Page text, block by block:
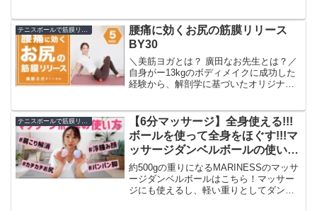
の『股関節パーフェクトストレッチ』...
テニスボールで筋膜リリース
腰痛に効くお尻の筋膜リリース
BY30
＼美筋ヨガとは？ 廣田なお先生とは？／
自身がー13kgのボディメイクに成功した
経験から、解剖学に基づいたオリジナル
長年抱えていた容姿のコンプレックスか
ら抜け出し、現在は...
テニスボールで筋膜リリース
【6分マッサージ】全身使える!!!
ボールを使って全身をほぐす!!!マ
ッサージダンベルボールの使い
方/筋膜リリース
約500gの重りになるMARINESSのマッサ
ージダンベルボールはこちら！マッサー
ジにも使えるし、軽い重りとしてダンベ